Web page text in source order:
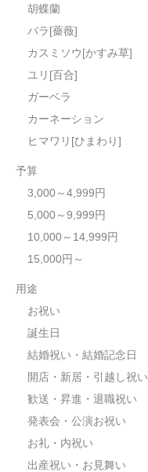
お問い合わせ
胡蝶蘭
バラ[薔薇]
カスミソウ[かすみ草]
ユリ[百合]
ガーベラ
カーネーション
ヒマワリ[ひまわり]
予算
3,000～4,999円
5,000～9,999円
10,000～14,999円
15,000円～
用途
お祝い
誕生日
結婚祝い・結婚記念日
開店・新居・引越し祝い
歓送・昇進・退職祝い
発表会・公演お祝い
お礼・内祝い
出産祝い・お見舞い